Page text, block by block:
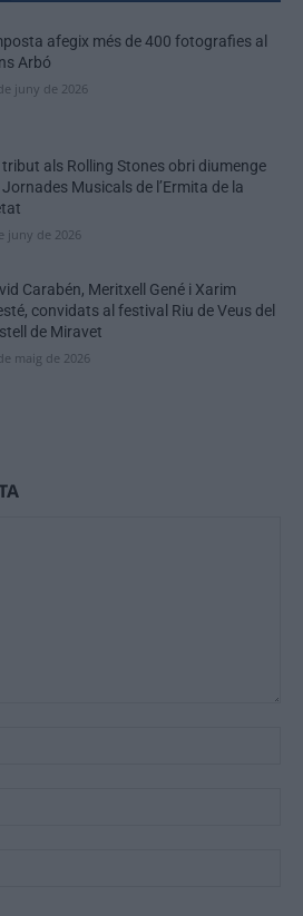
afegix més de 400 fotografies al
Arbó
juny de 2026
tribut als Rolling Stones obri diumenge
Jornades Musicals de l’Ermita de la
juny de 2026
Carabén, Meritxell Gené i Xarim
convidats al festival Riu de Veus del
de Miravet
maig de 2026